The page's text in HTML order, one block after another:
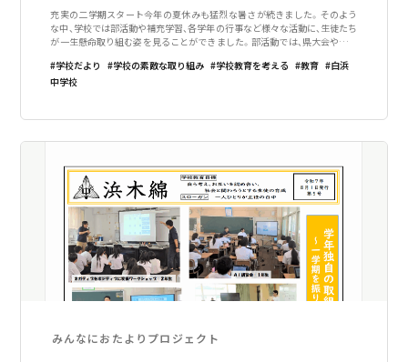
充実の二学期スタート今年の夏休みも猛烈な暑さが続きました。そのよう
な中、学校では部活動や補充学習、各学年の行事など様々な活動に、生徒たち
が一生懸命取り組む姿を見ることができました。部活動では、県大会やコン
き、新体制となって活動を始め
学校だより 学校の素敵な取り組み 学校教育を考える 教育
白浜
中学校
みんなにおたよりプロジェクト